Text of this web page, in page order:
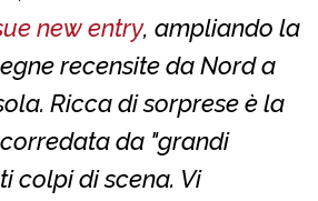
new entry, ampliando la
recensite da Nord a
Ricca di sorprese è la
da "grandi
colpi di scena. Vi